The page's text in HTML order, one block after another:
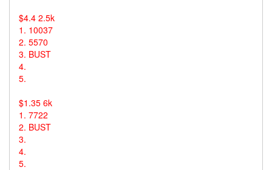
$4.4 2.5k
1. 10037
2. 5570
3. BUST
4.
5.
$1.35 6k
1. 7722
2. BUST
3.
4.
5.